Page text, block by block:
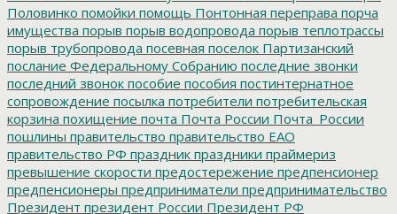
Половинко помойки помощь Понтонная переправа порча
имущества порыв порыв водопровода порыв теплотрассы
порыв трубопровода посевная поселок Партизанский
послание Федеральному Собранию последние звонки
последний звонок пособие пособия постинтернатное
сопровождение посылка потребители потребительская
корзина похищение почта Почта России Почта_России
пошлины правительство правительство ЕАО
правительство РФ праздник праздники праймериз
превышение скорости предостережение предпенсионер
предпенсионеры предприниматели предпринимательство
Президент президент России Президент РФ